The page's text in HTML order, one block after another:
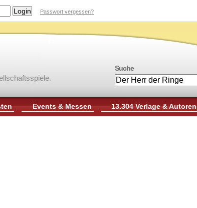
Passwort vergessen?
Suche
Events & Messen 13.304 Verlage & Autoren